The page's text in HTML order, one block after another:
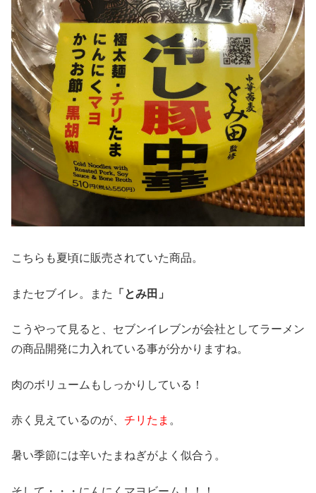
こちらも夏頃に販売されていた商品。
またセブイレ。また 「とみ田」
こうやって見ると、セブンイレブンが会社としてラーメン
の商品開発に力入れている事が分かりますね。
肉のボリュームもしっかりしている！
赤く見えているのが、 チリたま 。
暑い季節には辛いたまねぎがよく似合う。